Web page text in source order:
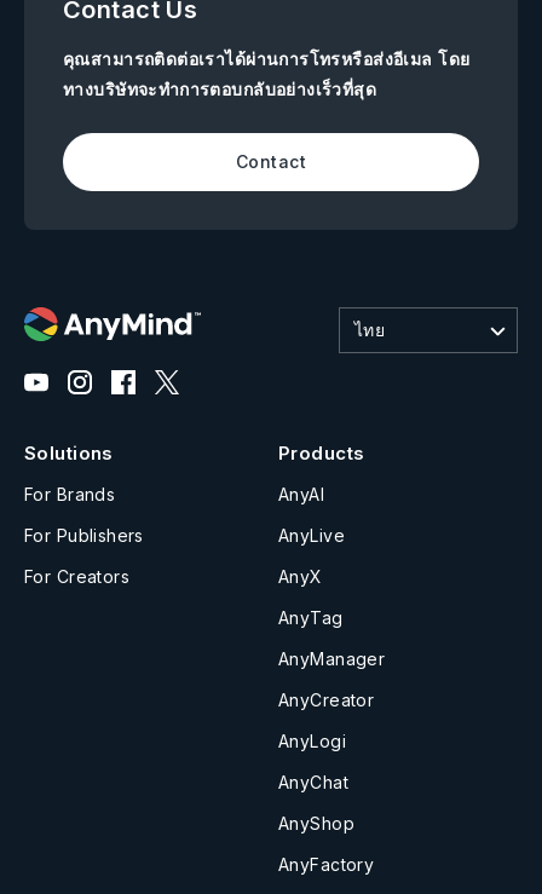
Contact Us
คุณสามารถติดต่อเราได้ผ่านการโทรหรือส่งอีเมล โดย
ทางบริษัทจะทำการตอบกลับอย่างเร็วที่สุด
Contact
ไทย
Solutions
For Brands
For Publishers
For Creators
Products
AnyAI
AnyLive
AnyX
AnyTag
AnyManager
AnyCreator
AnyLogi
AnyChat
AnyShop
AnyFactory